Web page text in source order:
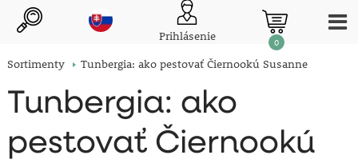
Prihlásenie 0
Sortimenty Tunbergia: ako pestovať Čiernookú Susanne
Tunbergia: ako
pestovať Čiernookú